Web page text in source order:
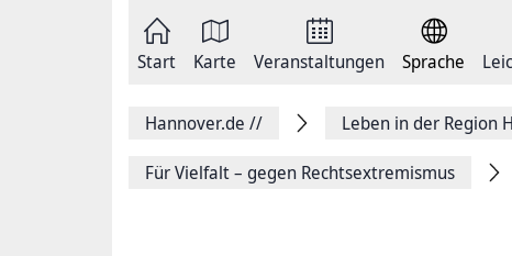
Start Karte Veranstaltungen Sprache
Hannover.de // Leben in der Region
Für Vielfalt – gegen Rechtsextremismus